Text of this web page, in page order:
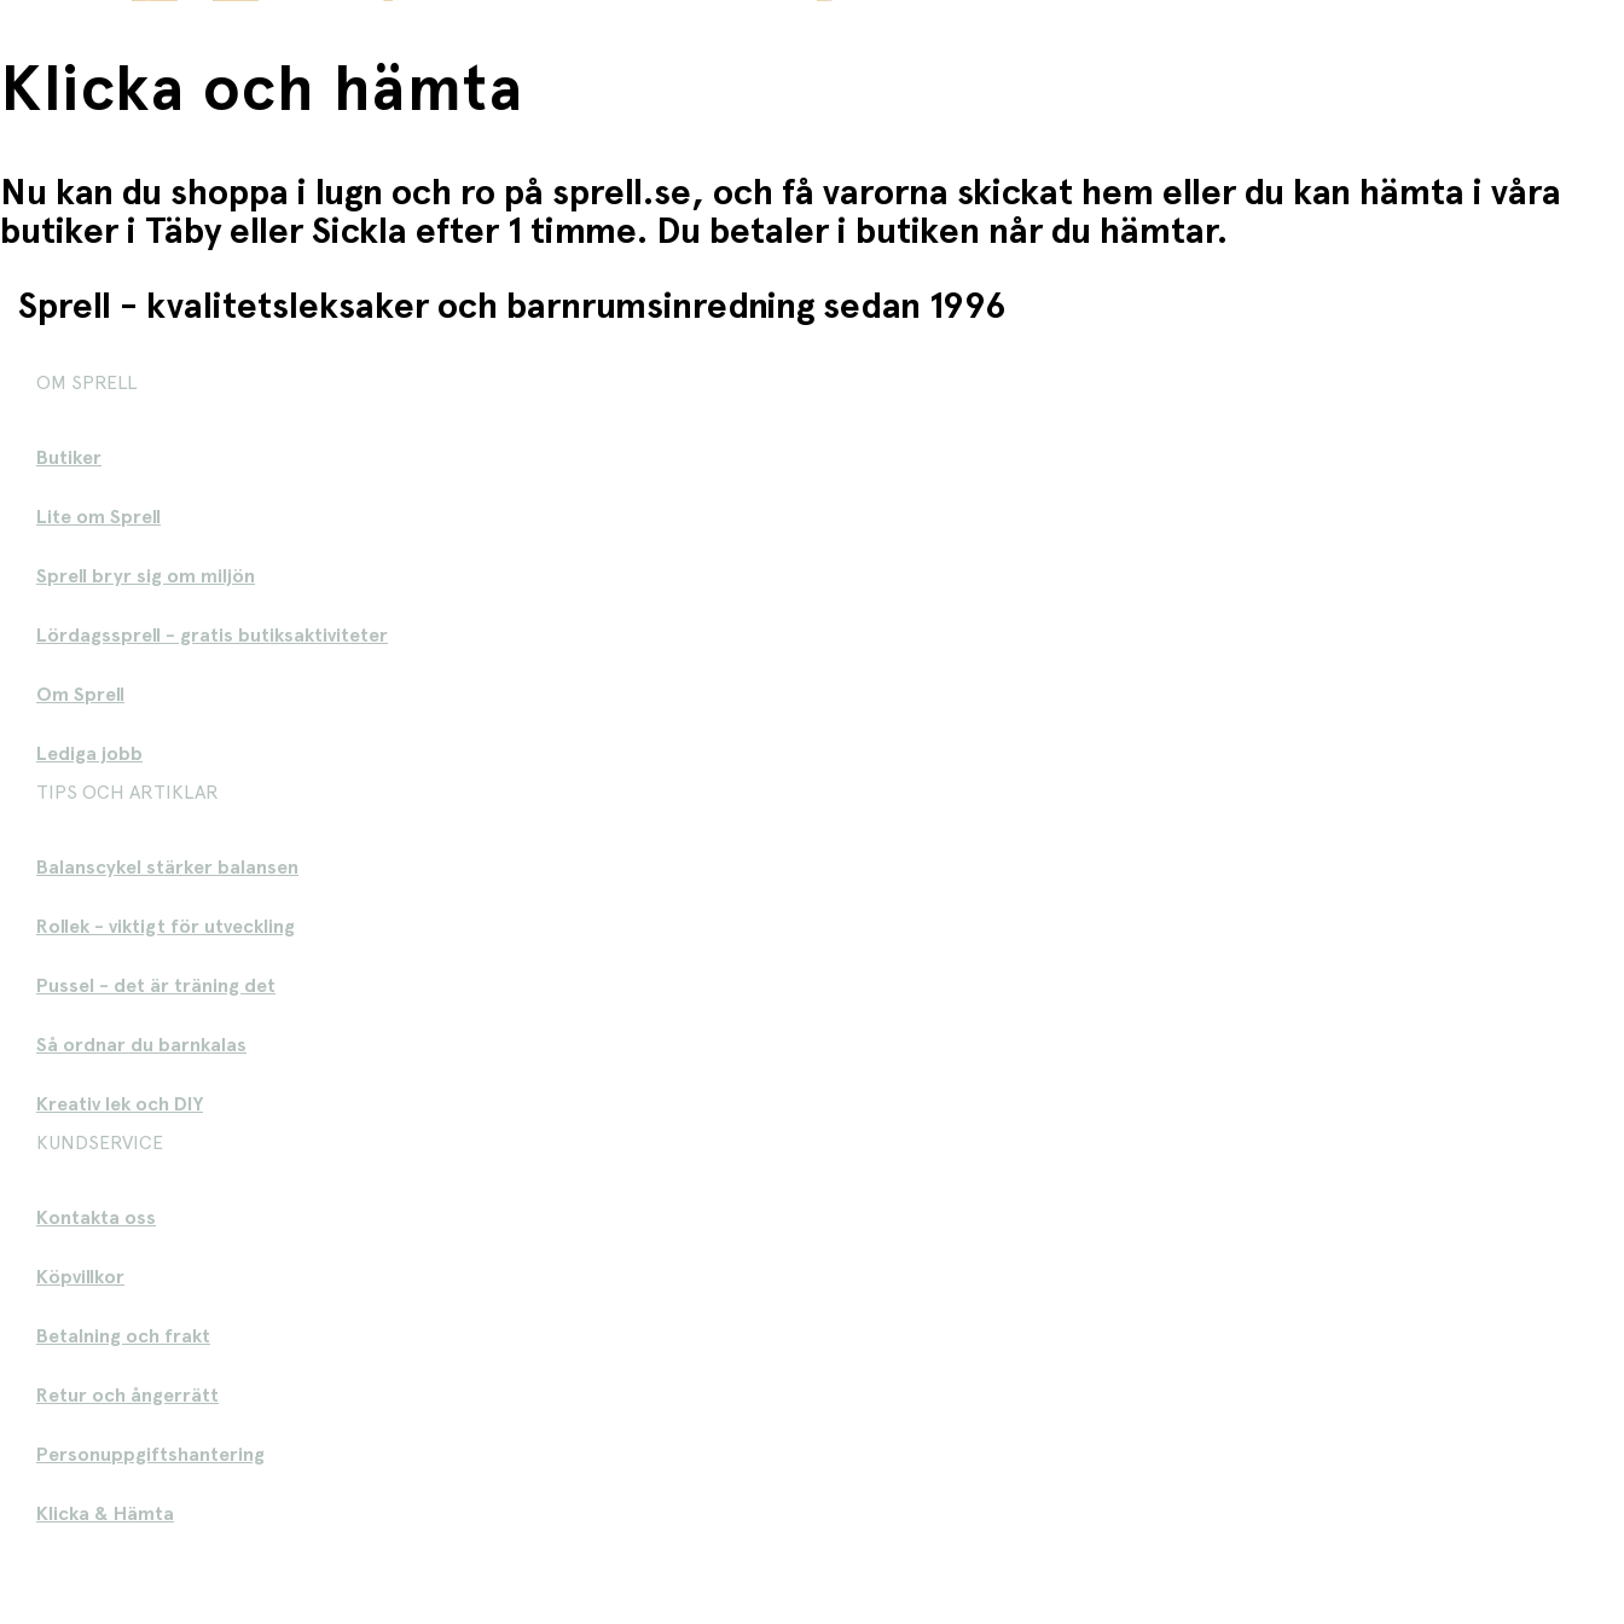
Klicka och hämta
Nu kan du shoppa i lugn och ro på sprell.se, och få varorna skickat hem eller du kan hämta i våra
butiker i Täby eller Sickla efter 1 timme. Du betaler i butiken når du hämtar.
Sprell - kvalitetsleksaker och barnrumsinredning sedan 1996
OM SPRELL
Butiker
Lite om Sprell
Sprell bryr sig om miljön
Lördagssprell - gratis butiksaktiviteter
Om Sprell
Lediga jobb
TIPS OCH ARTIKLAR
Balanscykel stärker balansen
Rollek - viktigt för utveckling
Pussel - det är träning det
Så ordnar du barnkalas
Kreativ lek och DIY
KUNDSERVICE
Kontakta oss
Köpvillkor
Betalning och frakt
Retur och ångerrätt
Personuppgiftshantering
Klicka & Hämta